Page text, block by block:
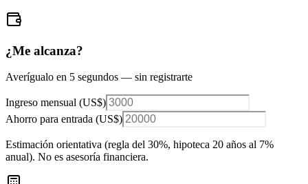
¿Me alcanza?
Averígualo en 5 segundos — sin registrarte
Ingreso mensual (US$)
Ahorro para entrada (US$)
Estimación orientativa (regla del 30%, hipoteca 20 años al 7%
anual). No es asesoría financiera.